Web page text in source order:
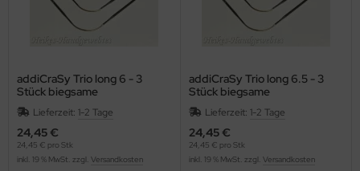
addiCraSy Trio long 6 - 3
Stück biegsame
Strumpfstricknadeln
Lieferzeit: 1-2 Tage
24,45 €
24,45 € pro Stk
inkl. 19 % MwSt. zzgl. Versandkosten
addiCraSy Trio long 6.5 - 3
Stück biegsame
Strumpfstricknadeln
Lieferzeit: 1-2 Tage
24,45 €
24,45 € pro Stk
inkl. 19 % MwSt. zzgl. Versandkosten